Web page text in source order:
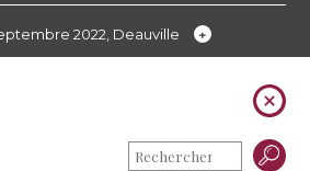
2022, Deauville